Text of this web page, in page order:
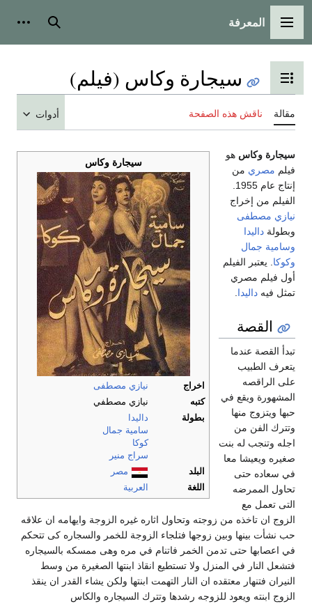
القائمة الرئيسية
المعرفة بحث
تبديل عرض جدول المحتويات
سيجارة وكاس (فيلم)
مقالة ناقش هذه الصفحة أدوات
سيجارة وكاس
اخراج
نيازي مصطفى
كتبه
نيازي مصطفي
بطولة
داليدا
سامية جمال
كوكا
سراج منير
البلد
مصر
اللغة
العربية
سيجارة وكاس هو
فيلم مصري من
الفيلم من إخراج
نيازي مصطفى
وبطولة داليدا
وسامية جمال
وكوكا . يعتبر الفيلم
أول فيلم مصري
تمثل فيه داليدا
القصة
تبدأ القصة عندما
يتعرف الطبيب
على الراقصه
المشهورة ويقع في
حبها ويتزوج منها
وتترك الفن من
اجله وتنجب له بنت
صغيره ويعيشا معا
في سعاده حتى
تحاول الممرضه
التى تعمل مع
الزوج ان تاخذه من زوجته وتحاول اثاره غيره الزوجة وايهامه ان علاقه
حب نشأت بينها وبين زوجها فتلجاء الزوجة للخمر والسجاره كى تتحكم
في اعصابها حتى تدمن الخمر فاتنام في مره وهى ممسكه بالسيجاره
فتشعل النار في المنزل ولا تستطيع انقاذ ابنتها الصغيرة من وسط
النيران فتنهار معتقده ان النار التهمت ابنتها ولكن يشاء القدر ان ينقذ
الزوج ابنته ويعود للزوجه رشدها وتترك السيجاره والكاس